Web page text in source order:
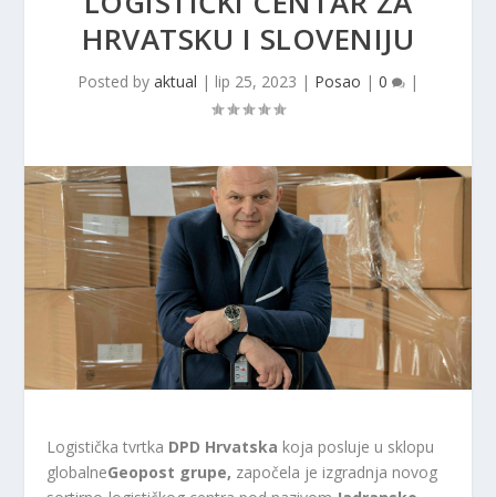
HRVATSKU I SLOVENIJU
Posted by aktual | lip 25, 2023 | Posao | 0 |
Logistička tvrtka DPD Hrvatska koja posluje u sklopu
globalneGeopost grupe, započela je izgradnja novog